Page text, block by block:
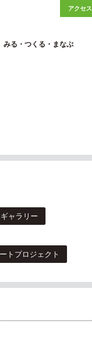
アクセス
みる・つくる・まなぶ
ャラリー
トプロジェクト